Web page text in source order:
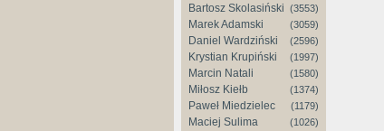
Bartosz Skolasiński (3553)
Marek Adamski (3059)
Daniel Wardziński (2596)
Krystian Krupiński (1997)
Marcin Natali (1580)
Miłosz Kiełb (1374)
Paweł Miedzielec (1179)
Maciej Sulima (1026)